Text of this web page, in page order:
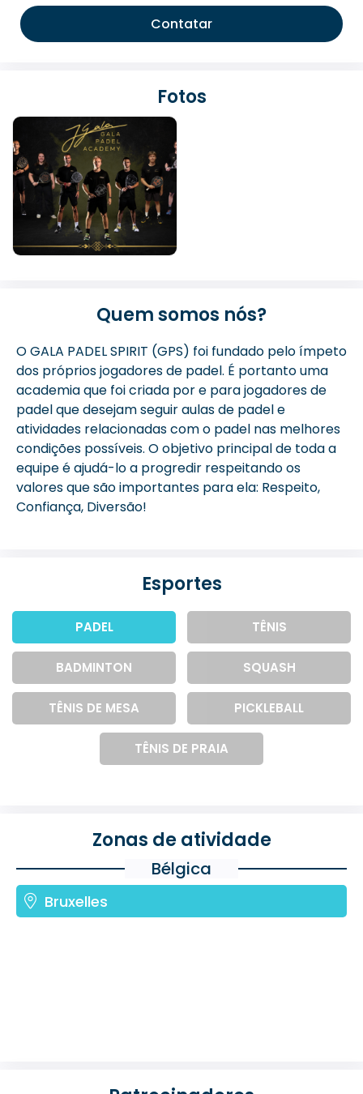
Contatar
Fotos
Quem somos nós?
O GALA PADEL SPIRIT (GPS) foi fundado pelo ímpeto
dos próprios jogadores de padel. É portanto uma
academia que foi criada por e para jogadores de
padel que desejam seguir aulas de padel e
atividades relacionadas com o padel nas melhores
condições possíveis. O objetivo principal de toda a
equipe é ajudá-lo a progredir respeitando os
valores que são importantes para ela: Respeito,
Confiança, Diversão!
Esportes
PADEL TÊNIS
BADMINTON SQUASH
TÊNIS DE MESA PICKLEBALL
TÊNIS DE PRAIA
Zonas de atividade
Bélgica
Bruxelles